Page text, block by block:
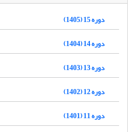
دوره 15 (1405)
دوره 14 (1404)
دوره 13 (1403)
دوره 12 (1402)
دوره 11 (1401)